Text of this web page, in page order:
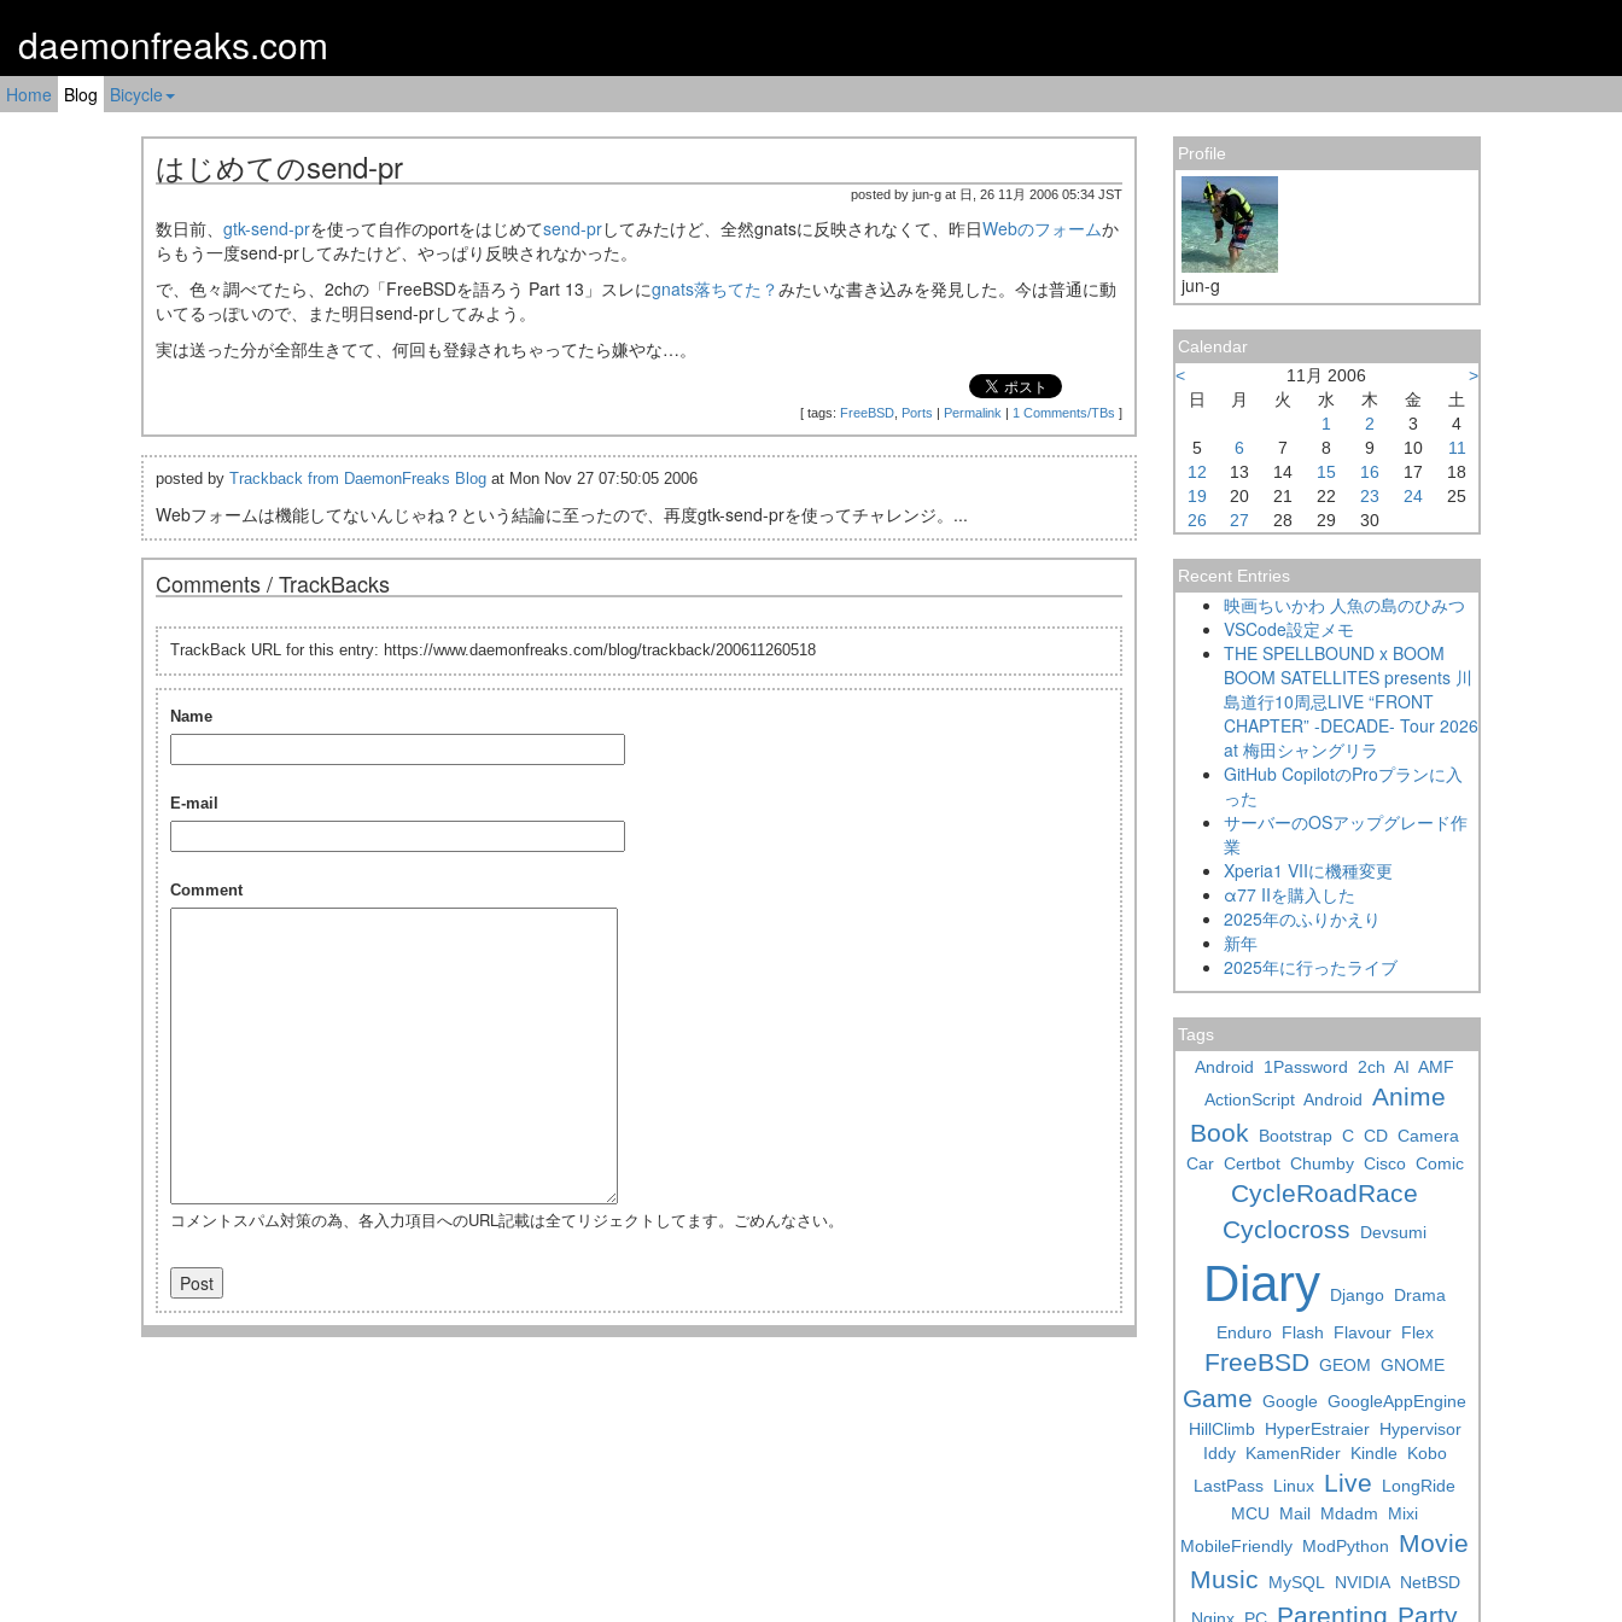
daemonfreaks.com
Home Blog Bicycle
はじめてのsend-pr
posted by jun-g at 日, 26 11月 2006 05:34 JST
数日前、 gtk-send-prを使って自作のportをはじめてsend-prしてみたけど、全然gnatsに反映されなくて、昨日Webのフォームか
らもう一度send-prしてみたけど、やっぱり反映されなかった。
で、色々調べてたら、2chの「FreeBSDを語ろう Part 13」スレにgnats落ちてた？みたいな書き込みを発見した。今は普通に動
いてるっぽいので、また明日send-prしてみよう。
実は送った分が全部生きてて、何回も登録されちゃってたら嫌やな…。
[ tags: FreeBSD Ports | Permalink | 1 Comments/TBs ]
posted by Trackback from DaemonFreaks Blog at Mon Nov 27 07:50:05 2006
Webフォームは機能してないんじゃね？という結論に至ったので、再度gtk-send-prを使ってチャレンジ。...
Comments / TrackBacks
TrackBack URL for this entry: https://www.daemonfreaks.com/blog/trackback/200611260518
Name
E-mail
Comment
コメントスパム対策の為、各入力項目へのURL記載は全てリジェクトしてます。ごめんなさい。
Profile
jun-g
Calendar
<
11月 2006
>
日
月 火 水 木 金
土
1
2 3
4
5
6 7 8 9 10
11
12
13 14 15 16 17
18
19
20 21 22 23 24
25
26
27 28 29 30
Recent Entries
映画ちいかわ 人魚の島のひみつ
VSCode設定メモ
THE SPELLBOUND x BOOM
BOOM SATELLITES presents 川
島道行10周忌LIVE “FRONT
CHAPTER” -DECADE- Tour 2026
at 梅田シャングリラ
GitHub CopilotのProプランに入
った
サーバーのOSアップグレード作
業
Xperia1 VIIに機種変更
α77 IIを購入した
2025年のふりかえり
新年
2025年に行ったライブ
Tags
Android
1Password 2ch AI AMF
ActionScript Android Anime
Book
Bootstrap C CD Camera
Car Certbot Chumby Cisco Comic
CycleRoadRace
Cyclocross
Devsumi
Diary Django Drama
Enduro Flash Flavour Flex
FreeBSD GEOM GNOME
Game Google GoogleAppEngine
HillClimb HyperEstraier Hypervisor
Iddy KamenRider Kindle Kobo
LastPass Linux Live
LongRide
MCU
Mail Mdadm
Mixi
MobileFriendly ModPython
Movie
Music
MySQL NVIDIA NetBSD
Nginx PC Parenting Party